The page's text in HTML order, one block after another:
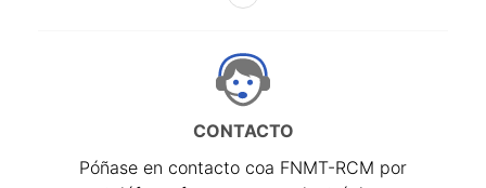
CONTACTO
Póñase en contacto coa FNMT-RCM por